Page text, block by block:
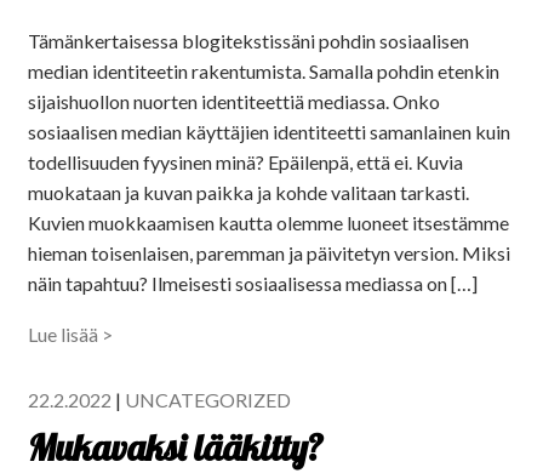
Tämänkertaisessa blogitekstissäni pohdin sosiaalisen
median identiteetin rakentumista. Samalla pohdin etenkin
sijaishuollon nuorten identiteettiä mediassa. Onko
sosiaalisen median käyttäjien identiteetti samanlainen kuin
todellisuuden fyysinen minä? Epäilenpä, että ei. Kuvia
muokataan ja kuvan paikka ja kohde valitaan tarkasti.
Kuvien muokkaamisen kautta olemme luoneet itsestämme
hieman toisenlaisen, paremman ja päivitetyn version. Miksi
näin tapahtuu? Ilmeisesti sosiaalisessa mediassa on […]
Lue lisää >
22.2.2022 | UNCATEGORIZED
Mukavaksi lääkitty?